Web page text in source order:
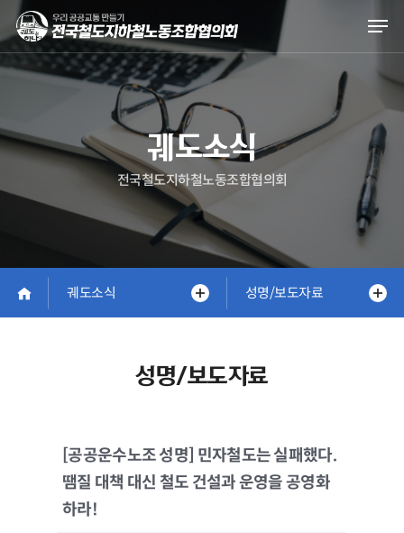
Skip
main
content
궤도소식
전국철도지하철노동조합협의회
궤도소식 성명/보도자료
성명/보도자료
[공공운수노조 성명] 민자철도는 실패했다.
땜질 대책 대신 철도 건설과 운영을 공영화
하라!